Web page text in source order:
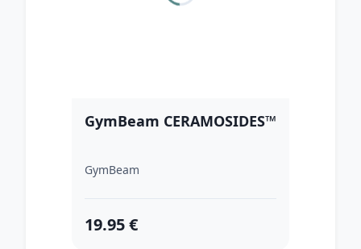
GymBeam CERAMOSIDES™
GymBeam
19.95 €